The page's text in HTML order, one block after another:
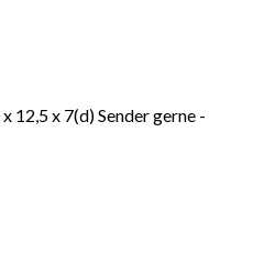
12,5 x 7(d) Sender gerne -